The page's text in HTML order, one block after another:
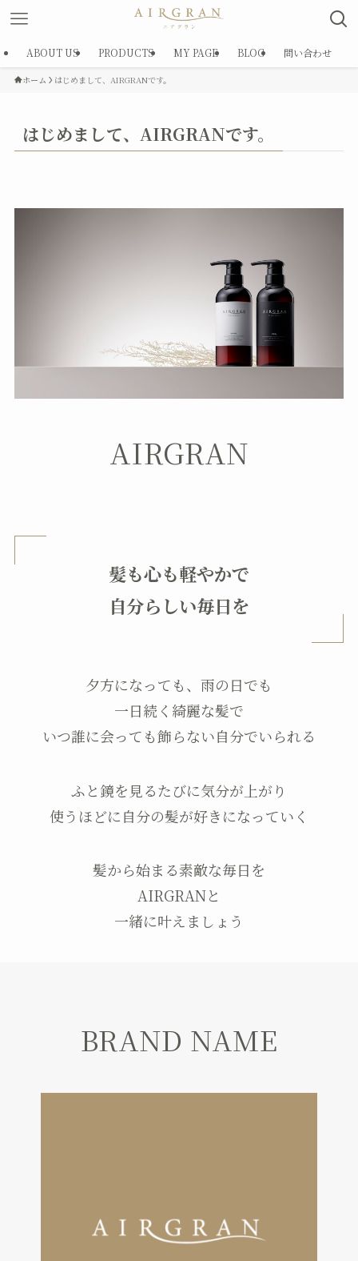
ABOUT US PRODUCTS MY PAGE BLOG 問い合わせ
ホーム はじめまして、AIRGRANです。
はじめまして、AIRGRANです。
AIRGRAN
髪も心も軽やかで
自分らしい毎日を
夕方になっても、雨の日でも
一日続く綺麗な髪で
いつ誰に会っても飾らない自分でいられる
ふと鏡を見るたびに気分が上がり
使うほどに自分の髪が好きになっていく
髪から始まる素敵な毎日を
AIRGRANと
一緒に叶えましょう
BRAND NAME